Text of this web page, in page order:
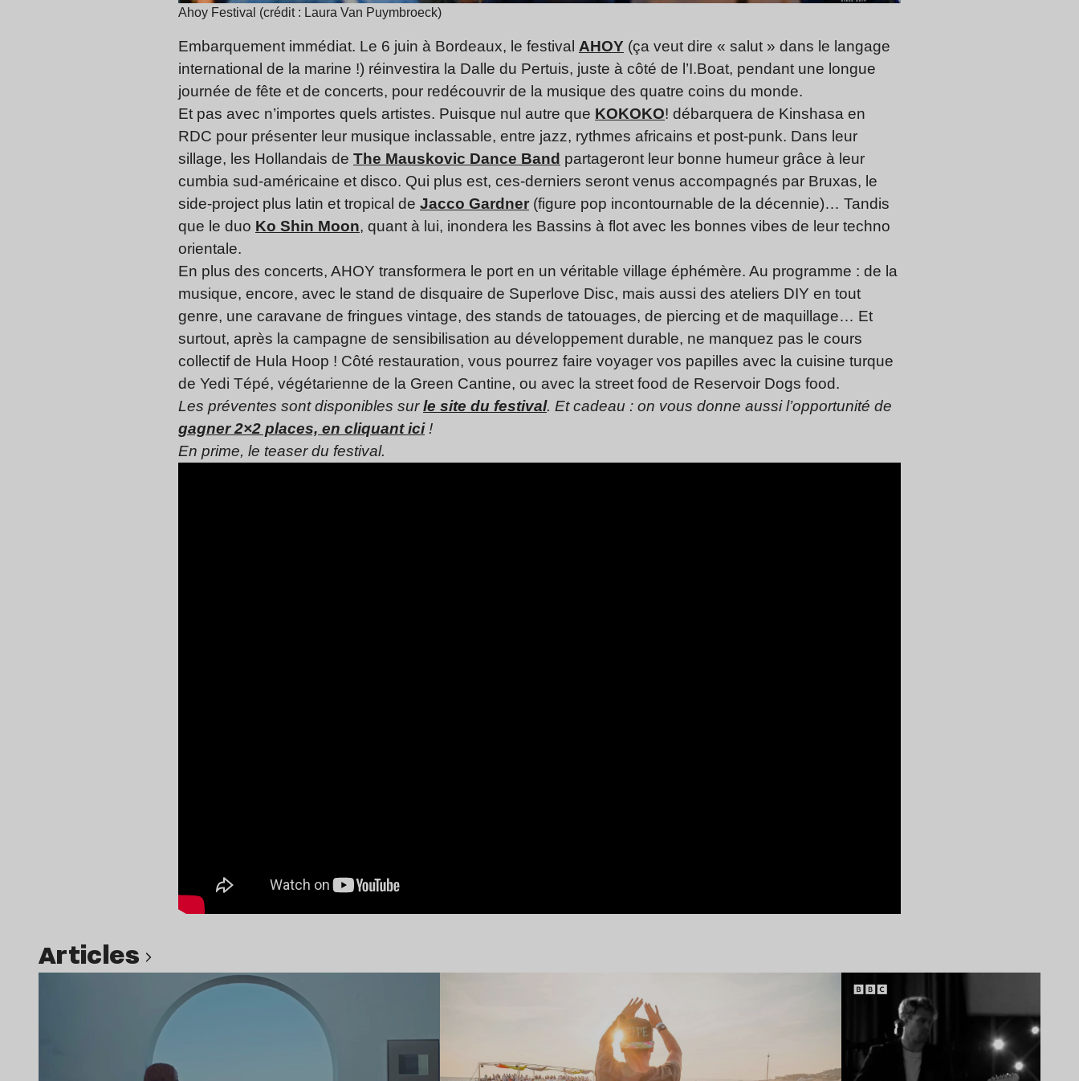
Ahoy Festival (crédit : Laura Van Puymbroeck)
Embarquement immédiat. Le 6 juin à Bordeaux, le festival AHOY (ça veut dire « salut » dans le langage
international de la marine !) réinvestira la Dalle du Pertuis, juste à côté de l’I.Boat, pendant une longue
journée de fête et de concerts, pour redécouvrir de la musique des quatre coins du monde.
Et pas avec n’importes quels artistes. Puisque nul autre que KOKOKO! débarquera de Kinshasa en
RDC pour présenter leur musique inclassable, entre jazz, rythmes africains et post-punk. Dans leur
sillage, les Hollandais de The Mauskovic Dance Band partageront leur bonne humeur grâce à leur
cumbia sud-américaine et disco. Qui plus est, ces-derniers seront venus accompagnés par Bruxas, le
side-project plus latin et tropical de Jacco Gardner (figure pop incontournable de la décennie)… Tandis
que le duo Ko Shin Moon, quant à lui, inondera les Bassins à flot avec les bonnes vibes de leur techno
orientale.
En plus des concerts, AHOY transformera le port en un véritable village éphémère. Au programme : de la
musique, encore, avec le stand de disquaire de Superlove Disc, mais aussi des ateliers DIY en tout
genre, une caravane de fringues vintage, des stands de tatouages, de piercing et de maquillage… Et
surtout, après la campagne de sensibilisation au développement durable, ne manquez pas le cours
collectif de Hula Hoop ! Côté restauration, vous pourrez faire voyager vos papilles avec la cuisine turque
de Yedi Tépé, végétarienne de la Green Cantine, ou avec la street food de Reservoir Dogs food.
Les préventes sont disponibles surle site du festival. Et cadeau : on vous donne aussi l’opportunité de
gagner 2×2 places, en cliquant ici!
En prime, le teaser du festival.
Articles
Lire l’article